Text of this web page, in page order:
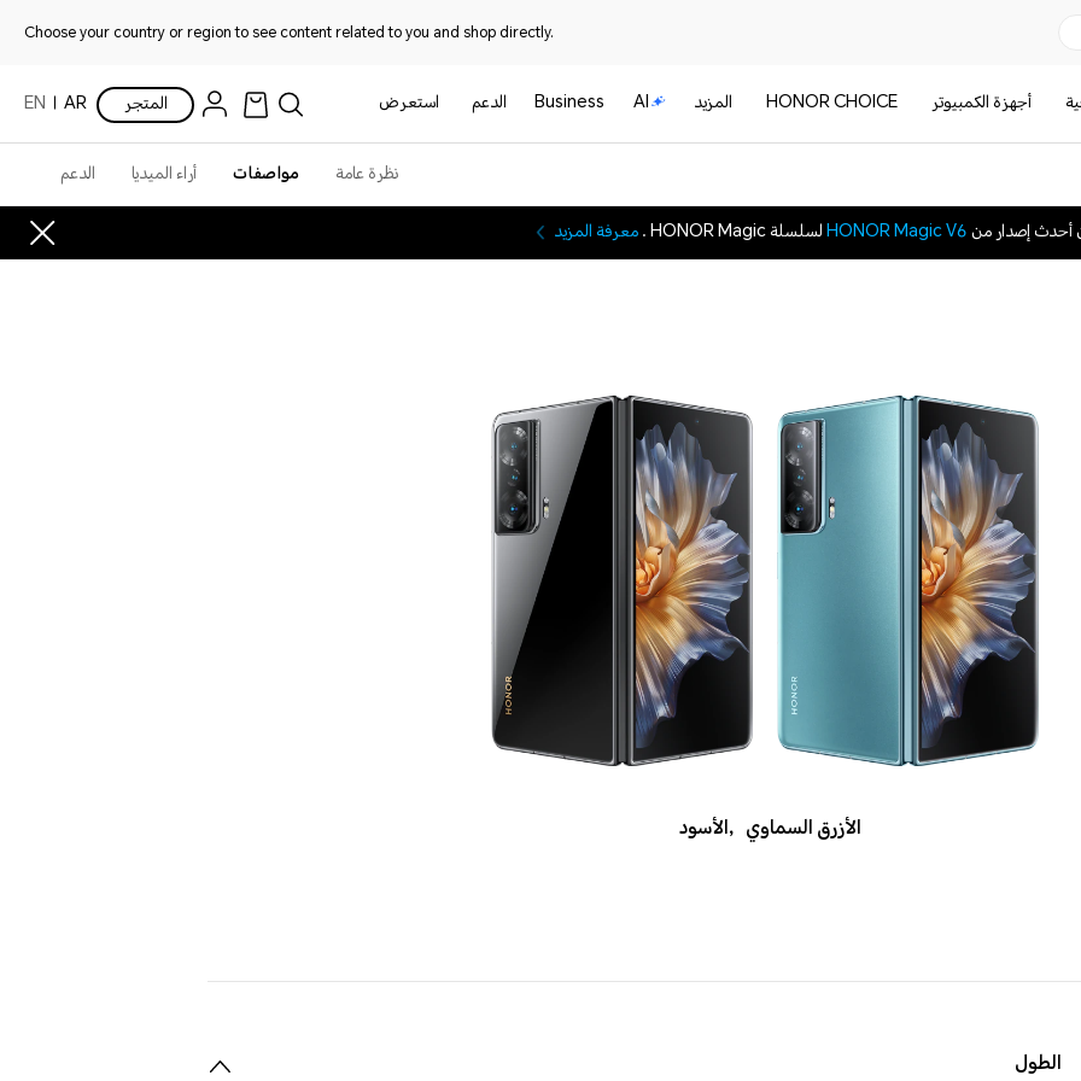
Choose your country or region to see content related to you and shop directly.
أجهزة الكمبيوتر HONOR CHOICE المزيد AI
Business الدعم استعرض المتجر AR
EN
نظرة عامة مواصفات أراء الميديا
الدعم
أحدث إصدار منHONOR Magic V6لسلسلة HONOR Magic . معرفة المزيد
الأزرق السماوي ,الأسود
الطول